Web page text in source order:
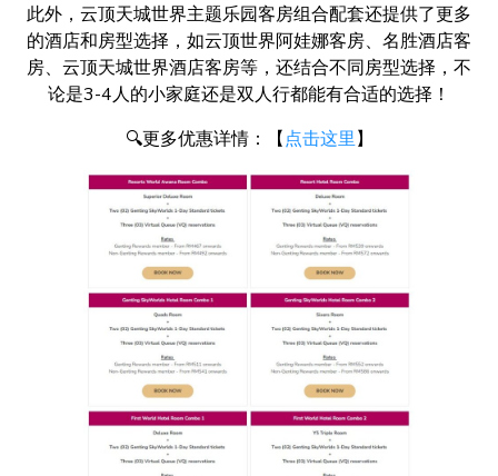
此外，云顶天城世界主题乐园客房组合配套还提供了更多
的酒店和房型选择，如云顶世界阿娃娜客房、名胜酒店客
房、云顶天城世界酒店客房等，还结合不同房型选择，不
论是3-4人的小家庭还是双人行都能有合适的选择！
🔍更多优惠详情：【点击这里】